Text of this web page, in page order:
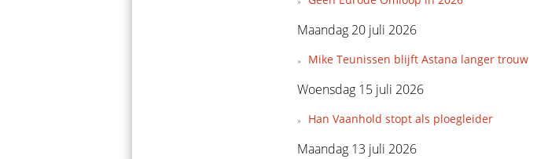
Maandag 20 juli 2026
Mike Teunissen blijft Astana langer trouw
Woensdag 15 juli 2026
Han Vaanhold stopt als ploegleider
Maandag 13 juli 2026